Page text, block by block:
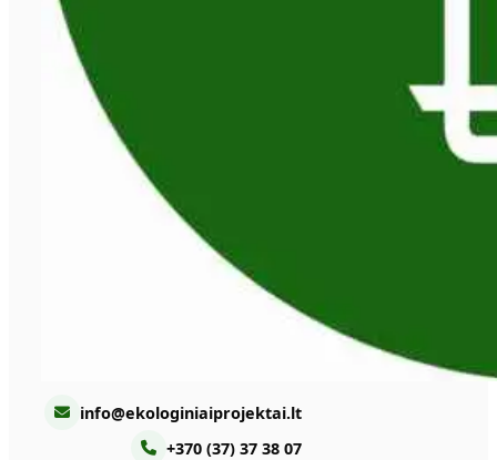
info@ekologiniaiprojektai.lt
+370 (37) 37 38 07